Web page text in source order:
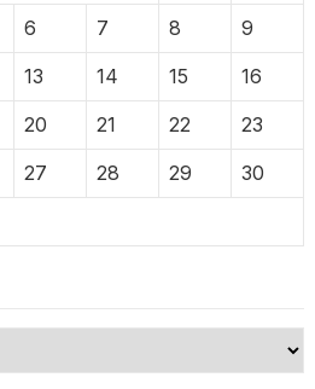
6 7 8
9
13 14 15
16
20 21 22
23
27 28 29
30